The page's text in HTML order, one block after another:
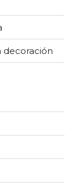
decoración